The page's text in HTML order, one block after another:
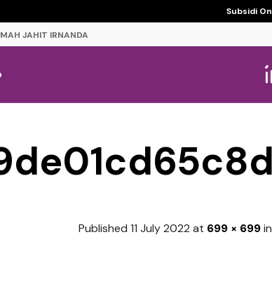
Subsidi
JAHIT IRNANDA
Published 11 July 2022 at 699 × 699in